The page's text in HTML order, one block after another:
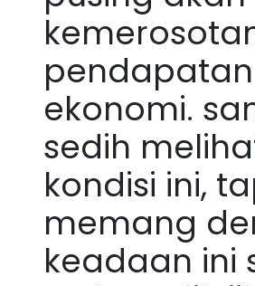
ekonomi.
sedih
kondisi ini,
memang
keadaan ini